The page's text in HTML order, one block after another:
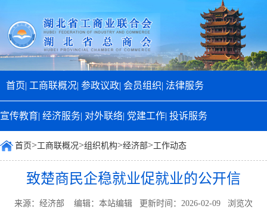
首页| 工商联概况| 参政议政| 会员组织| 法律服务
宣传教育| 经济服务| 对外联络| 党建工作| 投诉服务
首页>工商联概况>组织机构>经济部>工作动态
致楚商民企稳就业促就业的公开信
来源：经济部 编辑：本站编辑 更新时间：2026-02-09 浏览次